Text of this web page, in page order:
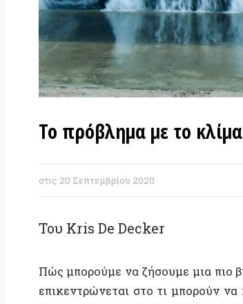
Το πρόβλημα με το κλίμα
στις 20 Σεπτεμβρίου 2020
Του Kris De Decker
επικεντρώνεται στο τι μπορούν να
συχνά.